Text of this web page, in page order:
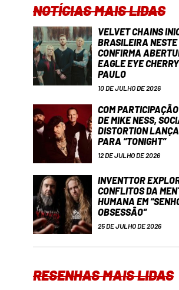
NOTÍCIAS MAIS LIDAS
VELVET CHAINS
BRASILEIRA
CONFIRMA
EAGLE EYE
PAULO
10 DE JULHO DE 2026
COM
DE MIKE NESS,
DISTORTION
PARA “TONIGHT”
12 DE JULHO DE 2026
INVENTTOR
CONFLITOS DA
HUMANA EM
OBSESSÃO”
25 DE JULHO DE 2026
RESENHAS MAIS LIDAS